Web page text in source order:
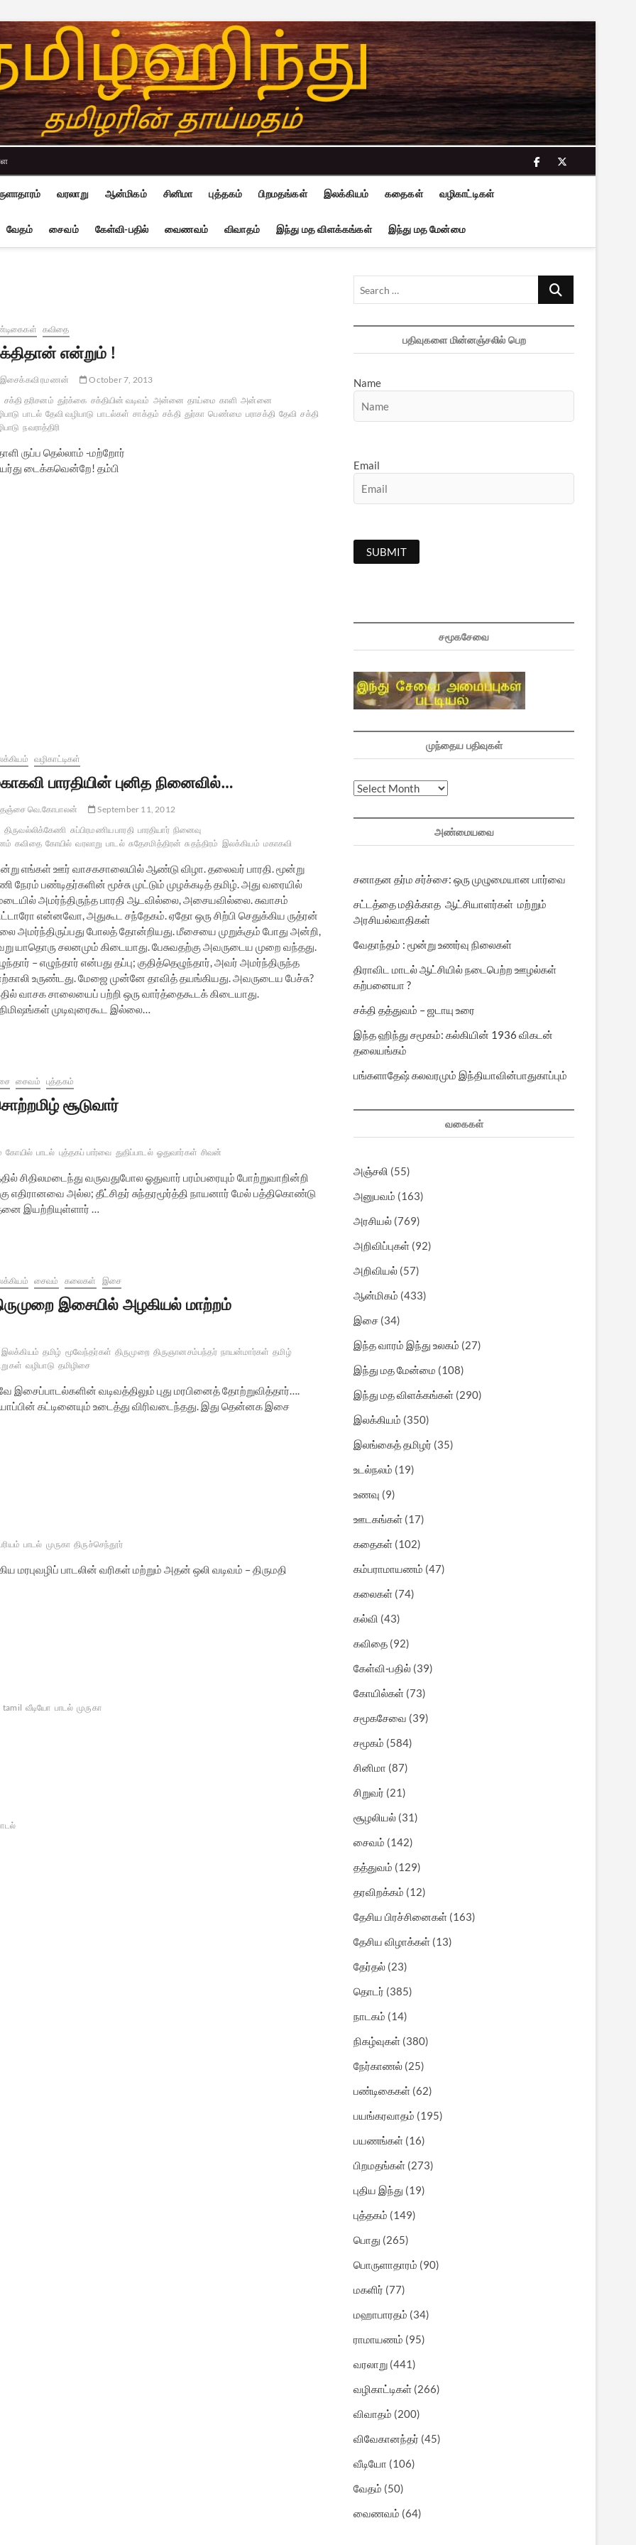
facebook
twitter
வரலாறு ஆன்மிகம் சினிமா புத்தகம் பிறமதங்கள் இலக்கியம் கதைகள் வழிகாட்டிகள்
வேதம் சைவம் கேள்வி-பதில் வைணவம் விவாதம் இந்து மத விளக்கங்கள் இந்து மத மேன்மை
கவிதை
என்றும் !
ரமணன்
October 7, 2013
சக்தி தரிசனம் துர்க்கை சக்தியின் வடிவம் அன்னை தாய்மை காளி அன்னை
பாடல் தேவி வழிபாடு பாடல்கள் சாக்தம் சக்தி துர்கா பெண்மை பராசக்தி தேவி சக்தி
நவராத்திரி
ருப்ப தெல்லாம் -மற்றோர்
டைக்கவென்றே! தம்பி
வழிகாட்டிகள்
பாரதியின் புனித நினைவில்…
வெ.கோபாலன்
September 11, 2012
திருவல்லிக்கேணி சுப்பிரமணிய பாரதி பாரதியார் நினைவு
கவிதை கோயில் வரலாறு பாடல் சுதேசமித்திரன் சுதந்திரம் இலக்கியம் மகாகவி
எங்கள் ஊர் வாசகசாலையில் ஆண்டு விழா. தலைவர் பாரதி. மூன்று
நேரம் பண்டிதர்களின் மூச்சு முட்டும் முழக்கடித் தமிழ். அது வரையில்
அமர்ந்திருந்த பாரதி ஆடவில்லை, அசையவில்லை. சுவாசம்
என்னவோ, அதுகூட சந்தேகம். ஏதோ ஒரு சிற்பி செதுக்கிய ருத்ரன்
அமர்ந்திருப்பது போலத் தோன்றியது. மீசையை முறுக்கும் போது அன்றி,
யாதொரு சலனமும் கிடையாது. பேசுவதற்கு அவருடைய முறை வந்தது.
– எழுந்தார் என்பது தப்பு; குதித்தெழுந்தார், அவர் அமர்ந்திருந்த
உருண்டது. மேஜை முன்னே தாவித் தயங்கியது. அவருடைய பேச்சு?
வாசக சாலையைப் பற்றி ஒரு வார்த்தைகூடக் கிடையாது.
முடிவுரைகூட இல்லை…
சைவம் புத்தகம்
சூடுவார்
கோயில் பாடல் புத்தகப் பார்வை துதிப்பாடல் ஓதுவார்கள் சிவன்
வருவதுபோல ஓதுவார் பரம்பரையும் போற்றுவாறின்றி
எதிரானவை அல்ல; தீட்சிதர் சுந்தரமூர்த்தி நாயனார் மேல் பத்திகொண்டு
இயற்றியுள்ளார் …
சைவம் கலைகள் இசை
இசையில் அழகியல் மாற்றம்
தமிழ் மூவேந்தர்கள் திருமுறை திருஞானசம்பந்தர் நாயன்மார்கள் தமிழ்
வழிபாடு தமிழிசை
வடிவத்திலும் புது மரபினைத் தோற்றுவித்தார்….
யாப்பின் கட்டினையும் உடைத்து விரிவடைந்தது. இது தென்னக இசை
பாடல் முருகா திருச்செந்தூர்
மரபுவழிப் பாடலின் வரிகள் மற்றும் அதன் ஒலி வடிவம் – திருமதி
tamil வீடியோ பாடல் முருகா
Search
பதிவுகளை மின்னஞ்சலில் பெற
Name
Email
சமூகசேவை
முந்தைய பதிவுகள்
முந்தைய
அண்மையவை
சனாதன தர்ம சர்ச்சை: ஒரு முழுமையான பார்வை
சட்டத்தை மதிக்காத ஆட்சியாளர்கள் மற்றும்
அரசியல்வாதிகள்
வேதாந்தம் : மூன்று உணர்வு நிலைகள்
திராவிட மாடல் ஆட்சியில் நடைபெற்ற ஊழல்கள்
கற்பனையா ?
சக்தி தத்துவம் – ஜடாயு உரை
இந்த ஹிந்து சமூகம்: கல்கியின் 1936 விகடன்
தலையங்கம்
பங்களாதேஷ் கலவரமும் இந்தியாவின்பாதுகாப்பும்
வகைகள்
அஞ்சலி (55)
அனுபவம் (163)
அரசியல் (769)
அறிவிப்புகள் (92)
அறிவியல் (57)
ஆன்மிகம் (433)
இசை (34)
இந்த வாரம் இந்து உலகம் (27)
இந்து மத மேன்மை (108)
இந்து மத விளக்கங்கள் (290)
இலக்கியம் (350)
இலங்கைத் தமிழர் (35)
உடல்நலம் (19)
உணவு (9)
ஊடகங்கள் (17)
கதைகள் (102)
கம்பராமாயணம் (47)
கலைகள் (74)
கல்வி (43)
கவிதை (92)
கேள்வி-பதில் (39)
கோயில்கள் (73)
சமூகசேவை (39)
சமூகம் (584)
சினிமா (87)
சிறுவர் (21)
சூழலியல் (31)
சைவம் (142)
தத்துவம் (129)
தரவிறக்கம் (12)
தேசிய பிரச்சினைகள் (163)
தேசிய விழாக்கள் (13)
தேர்தல் (23)
தொடர் (385)
நாடகம் (14)
நிகழ்வுகள் (380)
நேர்காணல் (25)
பண்டிகைகள் (62)
பயங்கரவாதம் (195)
பயணங்கள் (16)
பிறமதங்கள் (273)
புதிய இந்து (19)
புத்தகம் (149)
பொது (265)
பொருளாதாரம் (90)
மகளிர் (77)
மஹாபாரதம் (34)
ராமாயணம் (95)
வரலாறு (441)
வழிகாட்டிகள் (266)
விவாதம் (200)
விவேகானந்தர் (45)
வீடியோ (106)
வேதம் (50)
வைணவம் (64)